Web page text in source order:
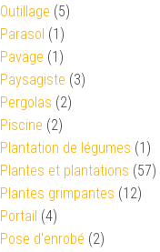
Outillage (5)
Parasol (1)
Pavage (1)
Paysagiste (3)
Pergolas (2)
Piscine (2)
Plantation de légumes (1)
Plantes et plantations (57)
Plantes grimpantes (12)
Portail (4)
Pose d'enrobé (2)